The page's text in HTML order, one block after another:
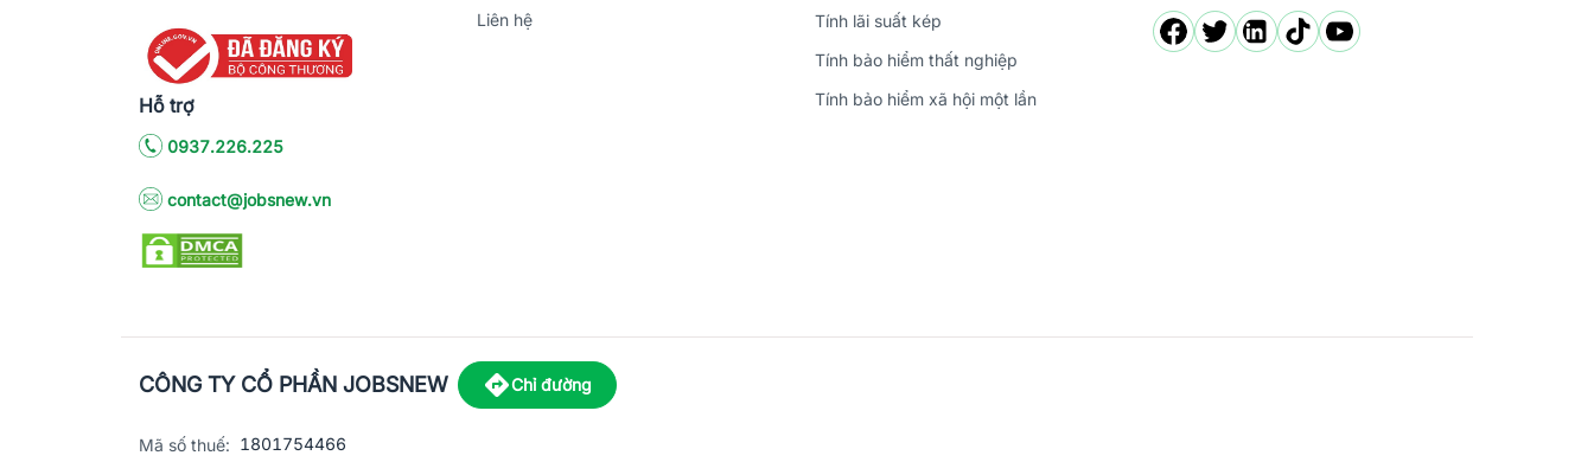
Hỗ trợ
0937.226.225
contact@jobsnew.vn
Liên hệ
Tính lãi suất kép
Tính bảo hiểm thất nghiệp
Tính bảo hiểm xã hội một lần
CÔNG TY CỔ PHẦN JOBSNEW Chỉ đường
Mã số thuế: 1801754466